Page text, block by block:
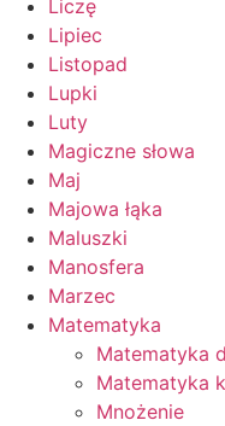
Liczę
Lipiec
Listopad
Lupki
Luty
Magiczne słowa
Maj
Majowa łąka
Maluszki
Manosfera
Marzec
Matematyka
Matematyka
Matematyka
Mnożenie